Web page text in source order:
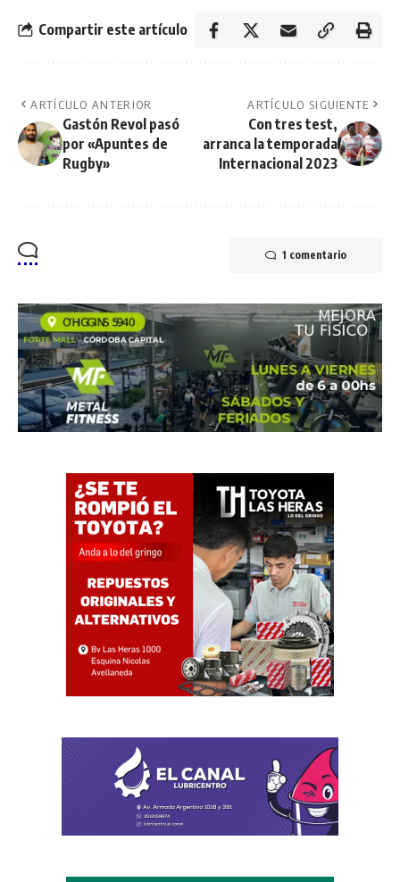
Compartir este artículo
ARTÍCULO ANTERIOR
Gastón Revol pasó
por «Apuntes de
Rugby»
ARTÍCULO SIGUIENTE
Con tres test,
arranca la temporada
Internacional 2023
1 comentario